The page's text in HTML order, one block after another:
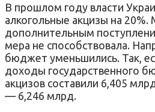
В прошлом году власти
алкогольные акцизы на
дополнительным
мера не способствовала.
бюджет уменьшились. Так,
доходы государственного
акцизов составили 6,405
— 6,246 млрд.